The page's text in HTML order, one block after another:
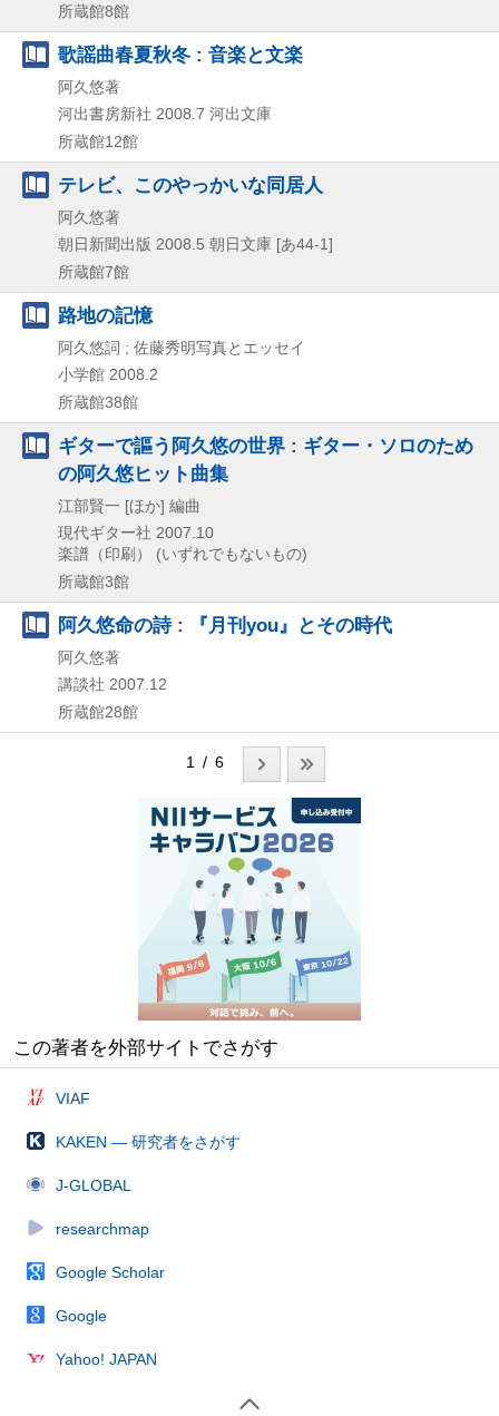
所蔵館8館
歌謡曲春夏秋冬 : 音楽と文楽
阿久悠著
河出書房新社 2008.7 河出文庫
所蔵館12館
テレビ、このやっかいな同居人
阿久悠著
朝日新聞出版 2008.5 朝日文庫 [あ44-1]
所蔵館7館
路地の記憶
阿久悠詞 ; 佐藤秀明写真とエッセイ
小学館 2008.2
所蔵館38館
ギターで謳う阿久悠の世界 : ギター・ソロのため
の阿久悠ヒット曲集
江部賢一 [ほか] 編曲
現代ギター社 2007.10
楽譜（印刷） (いずれでもないもの)
所蔵館3館
阿久悠命の詩 : 『月刊you』とその時代
阿久悠著
講談社 2007.12
所蔵館28館
1 / 6
この著者を外部サイトでさがす
VIAF
KAKEN — 研究者をさがす
J-GLOBAL
researchmap
Google Scholar
Google
Yahoo! JAPAN